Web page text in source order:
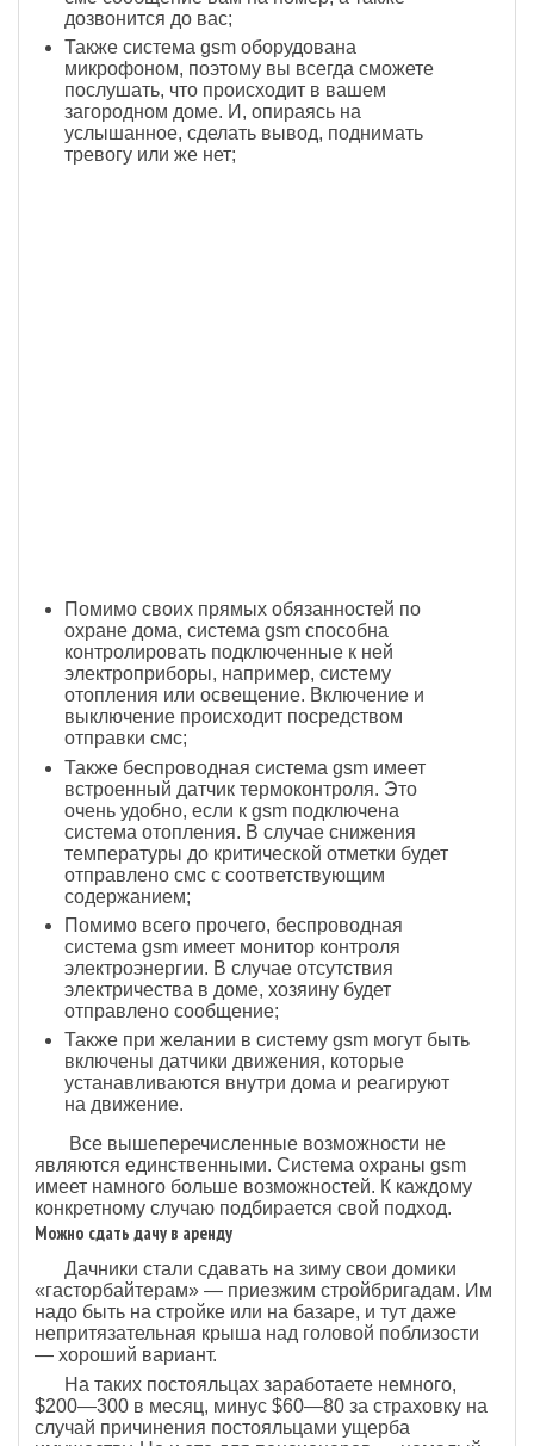
дозвонится до вас;
Также система gsm оборудована
микрофоном, поэтому вы всегда сможете
послушать, что происходит в вашем
загородном доме. И, опираясь на
услышанное, сделать вывод, поднимать
тревогу или же нет;
Помимо своих прямых обязанностей по
охране дома, система gsm способна
контролировать подключенные к ней
электроприборы, например, систему
отопления или освещение. Включение и
выключение происходит посредством
отправки смс;
Также беспроводная система gsm имеет
встроенный датчик термоконтроля. Это
очень удобно, если к gsm подключена
система отопления. В случае снижения
температуры до критической отметки будет
отправлено смс с соответствующим
содержанием;
Помимо всего прочего, беспроводная
система gsm имеет монитор контроля
электроэнергии. В случае отсутствия
электричества в доме, хозяину будет
отправлено сообщение;
Также при желании в систему gsm могут быть
включены датчики движения, которые
устанавливаются внутри дома и реагируют
на движение.
Все вышеперечисленные возможности не
являются единственными. Система охраны gsm
имеет намного больше возможностей. К каждому
конкретному случаю подбирается свой подход.
Можно сдать дачу в аренду
Дачники стали сдавать на зиму свои домики
«гасторбайтерам» — приезжим стройбригадам. Им
надо быть на стройке или на базаре, и тут даже
непритязательная крыша над головой поблизости
— хороший вариант.
На таких постояльцах заработаете немного,
$200—300 в месяц, минус $60—80 за страховку на
случай причинения постояльцами ущерба